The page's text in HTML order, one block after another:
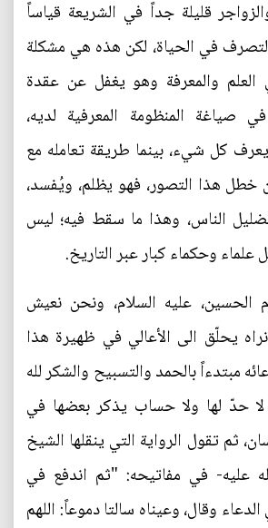
قليلة جداً في الشريعة قياساً
في الحياة، لكن هذه هي مشكلة
والمعرفة وهو يغفل عن عقدة
صياغة المنظومة المعرفية لديه،
كل شيء، بينما طريقة تعامله مع
هذا التصور، فهو يظلم، ويُفسد،
الناس، وهذا ما سقط فيه؛ ليس
وحكماء كبار عبر التاريخ.
الحسين، عليه السلام، ونحن نعيش
يحلّق الى الأعالي في ظهيرة هذا
مبتدءاً بالحمد والتسبيح والشكر لله
حدّ لها ولا حساب يذكر بعضها في
ثم تقول الرواية التي ينقلها الشيخ
عليه- في مفاتيحه: "ثم اندفع في
وقال، وعيناه سالتا دموعاً: اللهم